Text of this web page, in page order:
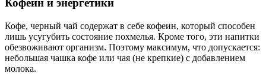
Кофеин и энергетики
Кофе, черный чай содержат в себе кофеин, который способен
лишь усугубить состояние похмелья. Кроме того, эти напитки
обезвоживают организм. Поэтому максимум, что допускается:
небольшая чашка кофе или чая (не крепкие) с добавлением
молока.